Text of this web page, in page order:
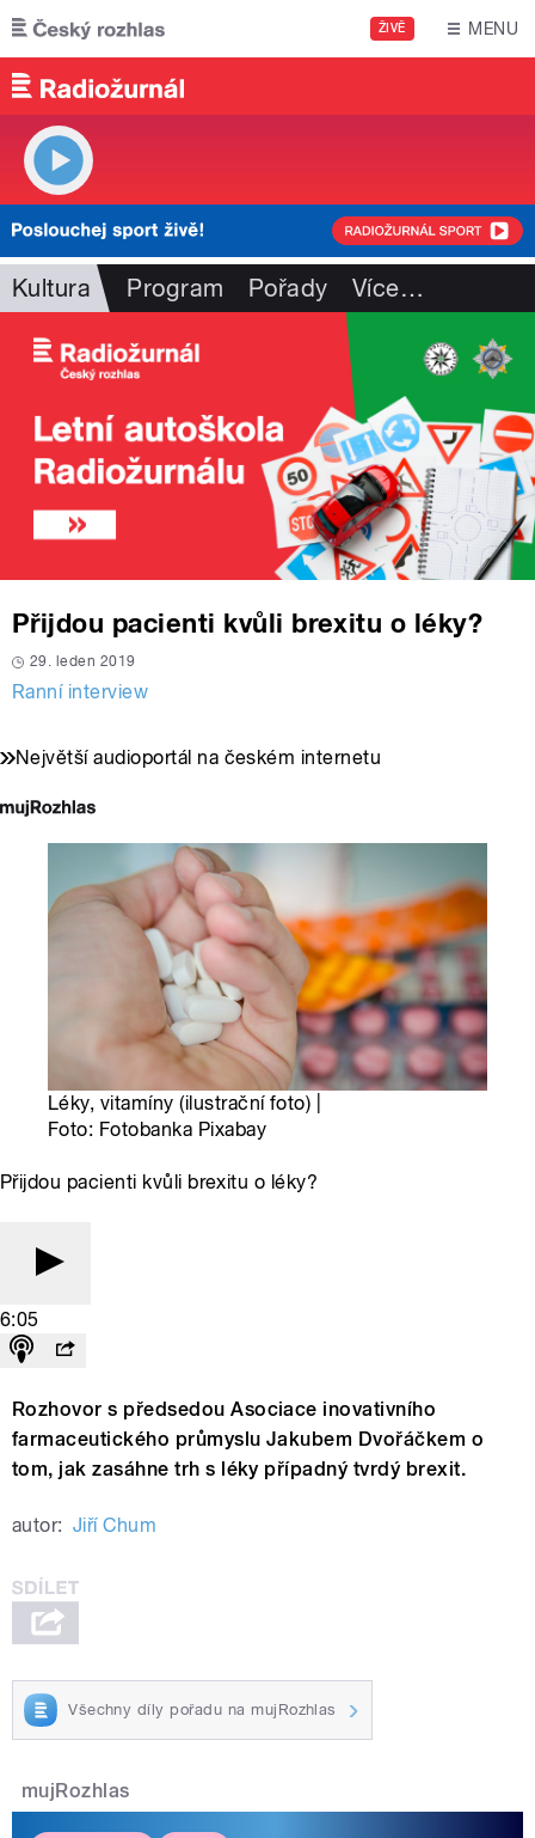
Přejít k hlavnímu obsahu
ŽIVĚ MENU
Kultura Program Pořady Více…
Přijdou pacienti kvůli brexitu o léky?
29. leden 2019
Ranní interview
Největší audioportál na českém internetu
Léky, vitamíny (ilustrační foto) |
Foto: Fotobanka Pixabay
Přijdou pacienti kvůli brexitu o léky?
6:05
Rozhovor s předsedou Asociace inovativního
farmaceutického průmyslu Jakubem Dvořáčkem o
tom, jak zasáhne trh s léky případný tvrdý brexit.
autor: Jiří Chum
Všechny díly pořadu na mujRozhlas
mujRozhlas